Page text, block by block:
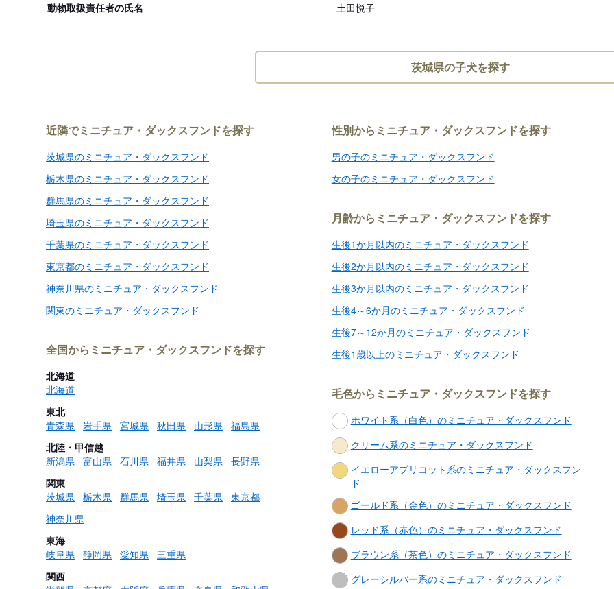
子犬のお迎えにあたっては、
より、
必ず事業所にて見学・対面を
動物取扱責任者の氏名
土田悦子
茨城県の子犬を探す
近隣でミニチュア・ダックスフンドを探す
茨城県のミニチュア・ダックスフンド
栃木県のミニチュア・ダックスフンド
群馬県のミニチュア・ダックスフンド
埼玉県のミニチュア・ダックスフンド
千葉県のミニチュア・ダックスフンド
東京都のミニチュア・ダックスフンド
神奈川県のミニチュア・ダックスフンド
関東のミニチュア・ダックスフンド
全国からミニチュア・ダックスフンドを探す
北海道
北海道
東北
青森県 岩手県 宮城県 秋田県 山形県 福島県
北陸・甲信越
新潟県 富山県 石川県 福井県 山梨県 長野県
関東
茨城県 栃木県 群馬県 埼玉県 千葉県 東京都
神奈川県
東海
岐阜県 静岡県 愛知県 三重県
関西
性別からミニチュア・ダックスフンドを探す
男の子のミニチュア・ダックスフンド
女の子のミニチュア・ダックスフンド
月齢からミニチュア・ダックスフンドを探す
生後1か月以内のミニチュア・ダックスフンド
生後2か月以内のミニチュア・ダックスフンド
生後3か月以内のミニチュア・ダックスフンド
生後4～6か月のミニチュア・ダックスフンド
生後7～12か月のミニチュア・ダックスフンド
生後1歳以上のミニチュア・ダックスフンド
毛色からミニチュア・ダックスフンドを探す
ホワイト系（白色）のミニチュア・ダックスフンド
クリーム系のミニチュア・ダックスフンド
イエローアプリコット系のミニチュア・ダックスフン
ド
ゴールド系（金色）のミニチュア・ダックスフンド
レッド系（赤色）のミニチュア・ダックスフンド
ブラウン系（茶色）のミニチュア・ダックスフンド
グレーシルバー系のミニチュア・ダックスフンド